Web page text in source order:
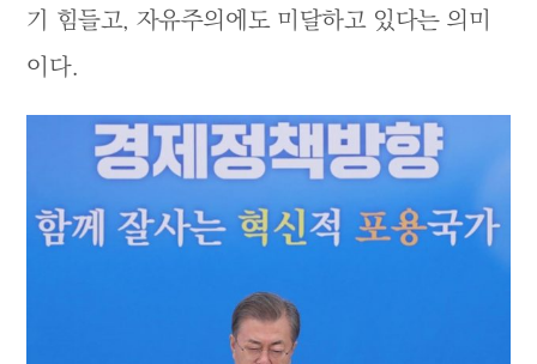
기 힘들고, 자유주의에도 미달하고 있다는 의미
이다.